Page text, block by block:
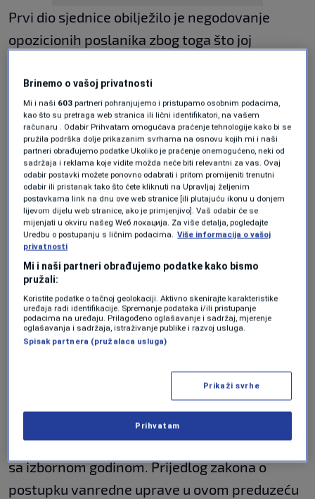
Prvi dio sjednice obilježilo je negodovanje
opozicionih poslanika zbog toga što joj
prisustvovali, a obrazložili su ranije da je ova,
jedina tačka, koju su uputili u parlamentarnu
proceduru, od “posebnog sistemskog značaja
za FBiH”.
“To je osnova kućnog odgoja. Nepristojno je,
prvo, prema kolegama. Nepristojno je prema
medijima, građanima. (Prema Željezari?) To da
vam ne govorim”, rekao je Denis Gratz,
poslanik DF-a.
Resorni federalni ministar Lakić se, u
međuvremenu, pojavio, dok je prvi čovjek
od planirane i uz prethodni dopis da će kasniti.
Zašto je ovaj prijedlog u parlament upućen tek
sada, nakon mjeseci žalosnih apela iz zeničke
kompanije? Predstavnici vlasti odbacuju vezu
sa izbornom godinom. Prijedlog zakona o
postupku vanredne uprave u ovom preduzeću
Brinemo o vašoj privatnosti
Mi i naši 603 partneri pohranjujemo i pristupamo osobnim podacima,
kao što su pretraga web stranica ili lični identifikatori, na vašem
računaru . Odabir Prihvatam omogućava praćenje tehnologije kako bi se
pružila podrška dolje prikazanim svrhama na osnovu kojih mi i naši
partneri obrađujemo podatke Ukoliko je praćenje onemogućeno, neki od
sadržaja i reklama koje vidite možda neće biti relevantni za vas. Ovaj
odabir postavki možete ponovno odabrati i pritom promijeniti trenutni
odabir ili pristanak tako što ćete kliknuti na Upravljaj željenim
postavkama link na dnu ove web stranice [ili plutajuću ikonu u donjem
lijevom dijelu web stranice, ako je primjenjivo]. Vaš odabir će se
mijenjati u okviru našeg Wеб локација. Za više detalja, pogledajte
Uredbu o postupanju s ličnim podacima. Više informacija o vašoj
privatnosti
Mi i naši partneri obrađujemo podatke kako bismo
pružali:
Koristite podatke o tačnoj geolokaciji. Aktivno skenirajte karakteristike
uređaja radi identifikacije. Spremanje podataka i/ili pristupanje
podacima na uređaju. Prilagođeno oglašavanje i sadržaj, mjerenje
oglašavanja i sadržaja, istraživanje publike i razvoj usluga.
Spisak partnera (pružalaca usluga)
Prikaži svrhe
Prihvatam